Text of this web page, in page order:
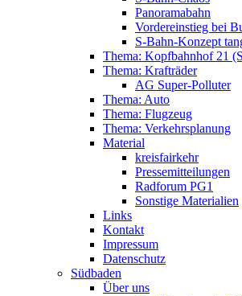
Panoramabahn
Vordereinstieg bei
S-Bahn-Konzept
Thema: Kopfbahnhof 21
Thema: Krafträder
AG Super-Polluter
Thema: Auto
Thema: Flugzeug
Thema: Verkehrsplanung
Material
kreisfairkehr
Pressemitteilungen
Radforum PG1
Sonstige Materialien
Links
Kontakt
Impressum
Datenschutz
Südbaden
Über uns